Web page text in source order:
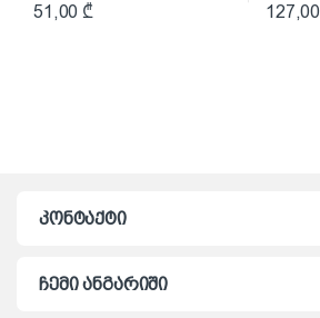
51,00 ₾ 127,00
კონტაქტი
ჩემი ანგარიში